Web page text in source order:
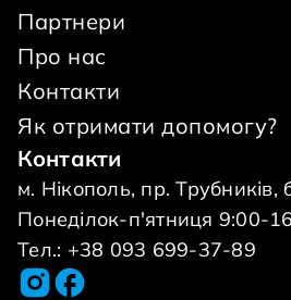
Партнери
Про нас
Контакти
Як отримати допомогу?
Контакти
м. Нікополь, пр. Трубників,
Понеділок-п'ятниця 9:00-
Тел.: +38 093 699-37-89